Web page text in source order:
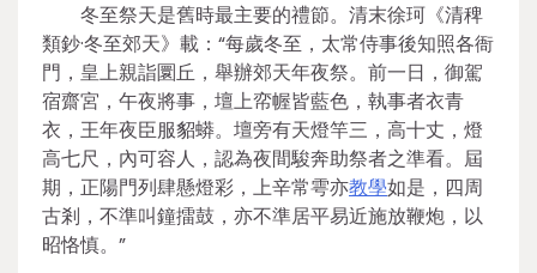
冬至祭天是舊時最主要的禮節。清末徐珂《清稗
類鈔·冬至郊天》載：“每歲冬至，太常侍事後知照各衙
門，皇上親詣圜丘，舉辦郊天年夜祭。前一日，御駕
宿齋宮，午夜將事，壇上帟幄皆藍色，執事者衣青
衣，王年夜臣服貂蟒。壇旁有天燈竿三，高十丈，燈
高七尺，內可容人，認為夜間駿奔助祭者之準看。屆
期，正陽門列肆懸燈彩，上辛常雩亦教學如是，四周
古剎，不準叫鐘擂鼓，亦不準居平易近施放鞭炮，以
昭恪慎。”